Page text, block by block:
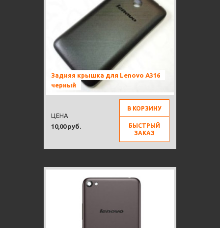
Задняя крышка для Lenovo A316
черный
10,00 руб.
ЦЕНА
В КОРЗИНУ
БЫСТРЫЙ
ЗАКАЗ